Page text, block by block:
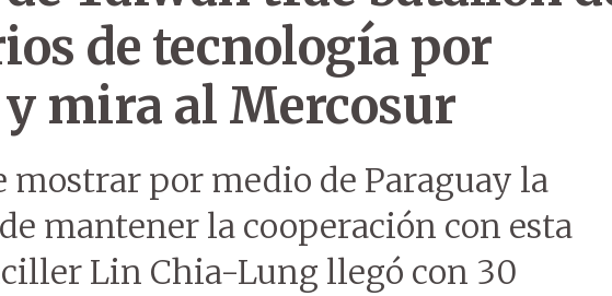
de tecnología por
mira al Mercosur
mostrar por medio de Paraguay la
mantener la cooperación con esta
Lin Chia-Lung llegó con 30